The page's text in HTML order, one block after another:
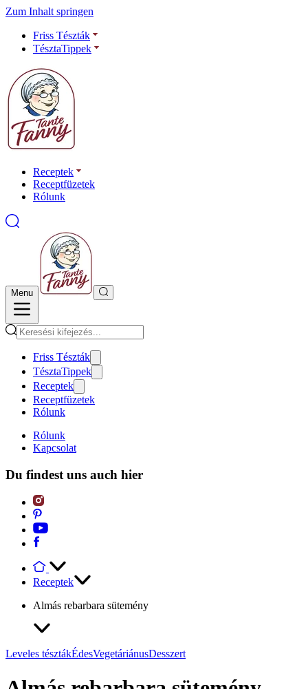
Zum Inhalt springen
Friss Tészták
TésztaTippek
Receptek
Receptfüzetek
Rólunk
Menu
Friss Tészták
TésztaTippek
Receptek
Receptfüzetek
Rólunk
Rólunk
Kapcsolat
Du findest uns auch hier
Receptek
Almás rebarbara sütemény
Leveles tésztákÉdesVegetáriánusDesszert